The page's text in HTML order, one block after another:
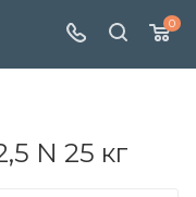
0
N 25 кг